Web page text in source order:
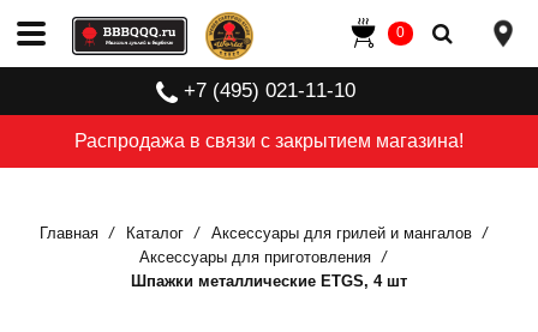
Распродажа в связи с закрытием магазина!
+7 (495) 021-11-10
0
Главная Каталог
Аксессуары для грилей и мангалов
Аксессуары для приготовления
Шпажки металлические ETGS, 4 шт